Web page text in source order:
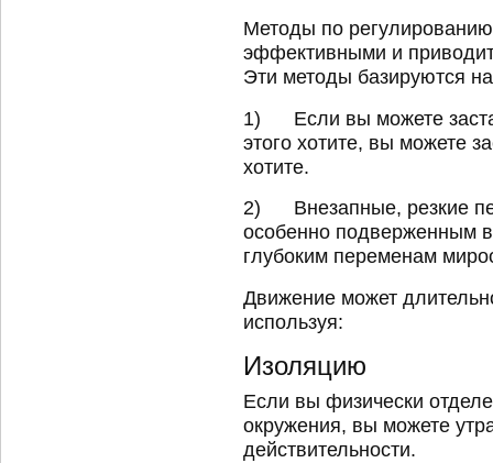
Методы по
эффективными и
Эти методы базируются
1) Если вы можете
этого хотите, вы можете
хотите.
2) Внезапные, резкие
особенно подверженным
глубоким переменам
Движение может
используя:
Изоляцию
Если вы физически
окружения, вы можете
действительности.